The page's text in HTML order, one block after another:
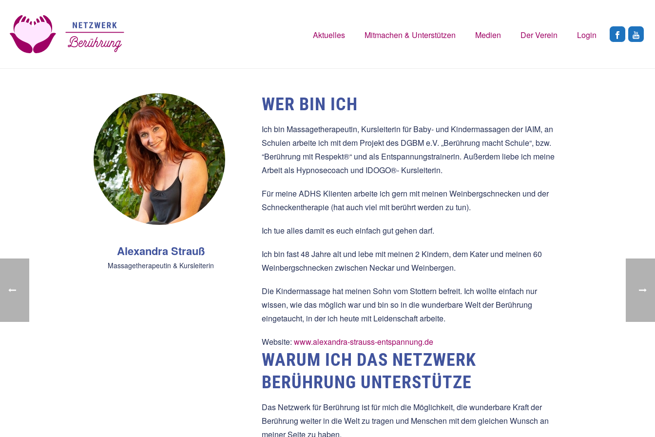
Aktuelles Mitmachen & Unterstützen Medien Der Verein Login
Alexandra Strauß
Massagetherapeutin & Kursleiterin
WER BIN ICH
Ich bin Massagetherapeutin, Kursleiterin für Baby- und Kindermassagen der IAIM, an
Schulen arbeite ich mit dem Projekt des DGBM e.V. „Berührung macht Schule“, bzw.
“Berührung mit Respekt®“ und als Entspannungstrainerin. Außerdem liebe ich meine
Arbeit als Hypnosecoach und IDOGO®- Kursleiterin.
Für meine ADHS Klienten arbeite ich gern mit meinen Weinbergschnecken und der
Schneckentherapie (hat auch viel mit berührt werden zu tun).
Ich tue alles damit es euch einfach gut gehen darf.
Ich bin fast 48 Jahre alt und lebe mit meinen 2 Kindern, dem Kater und meinen 60
Weinbergschnecken zwischen Neckar und Weinbergen.
Die Kindermassage hat meinen Sohn vom Stottern befreit. Ich wollte einfach nur
wissen, wie das möglich war und bin so in die wunderbare Welt der Berührung
eingetaucht, in der ich heute mit Leidenschaft arbeite.
Website: www.alexandra-strauss-entspannung.de
WARUM ICH DAS NETZWERK
BERÜHRUNG UNTERSTÜTZE
Das Netzwerk für Berührung ist für mich die Möglichkeit, die wunderbare Kraft der
Berührung weiter in die Welt zu tragen und Menschen mit dem gleichen Wunsch an
meiner Seite zu haben.